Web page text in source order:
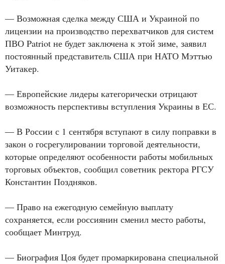
— Возможная сделка между США и Украиной по
лицензии на производство перехватчиков для систем
ПВО Patriot не будет заключена к этой зиме, заявил
постоянный представитель США при НАТО Мэттью
Уитакер.
— Европейские лидеры категорически отрицают
возможность перспективы вступления Украины в ЕС.
— В России с 1 сентября вступают в силу поправки в
закон о госрегулировании торговой деятельности,
которые определяют особенности работы мобильных
торговых объектов, сообщил советник ректора РГСУ
Константин Поздняков.
— Право на ежегодную семейную выплату
сохраняется, если россиянин сменил место работы,
сообщает Минтруд.
— Биография Цоя будет промаркирована специальной